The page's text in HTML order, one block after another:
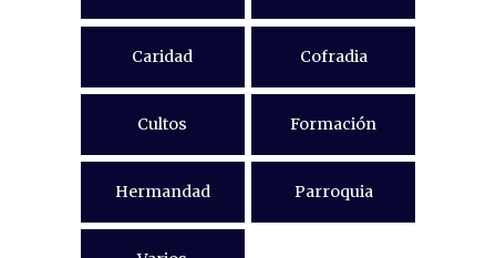
Caridad Cofradia
Cultos Formación
Hermandad Parroquia